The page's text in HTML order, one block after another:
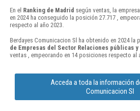
En el Ranking de Madrid según ventas, la
en 2024 ha conseguido la posición 27.717 ,
respecto al año 2023.
Berdayes Comunicacion Sl ha obtenido en 2024 la
de Empresas del Sector Relaciones públicas
ventas , empeorando en 14 posiciones respecto al
Acceda a toda la información
Comunicacion Sl